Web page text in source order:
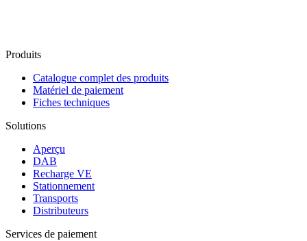
Produits
Catalogue complet des produits
Matériel de paiement
Fiches techniques
Solutions
Aperçu
DAB
Recharge VE
Stationnement
Transports
Distributeurs
Services de paiement